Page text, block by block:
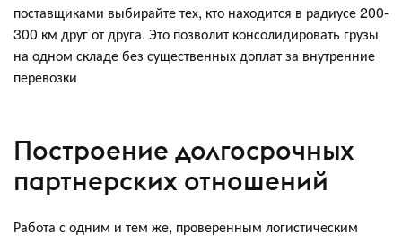
поставщиками выбирайте тех, кто находится в радиусе 200-
300 км друг от друга. Это позволит консолидировать грузы
на одном складе без существенных доплат за внутренние
перевозки
Построение долгосрочных
партнерских отношений
Работа с одним и тем же, проверенным логистическим